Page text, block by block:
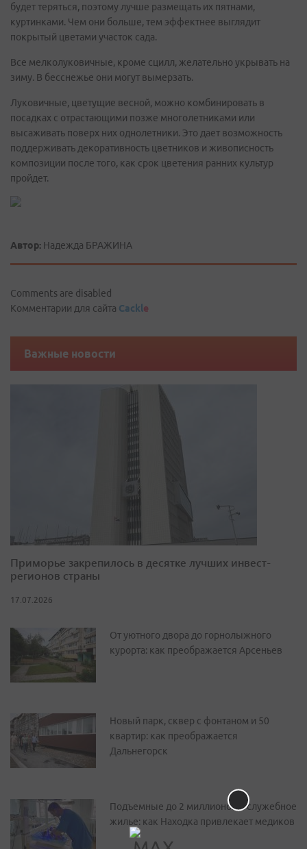
будет теряться, поэтому лучше размещать их пятнами,
куртинками. Чем они больше, тем эффектнее выглядит
покрытый цветами участок сада.
Все мелколуковичные, кроме сцилл, желательно укрывать на
зиму. В бесснежье они могут вымерзать.
Луковичные, цветущие весной, можно комбинировать в
посадках с отрастающими позже многолетниками или
высаживать поверх них однолетники. Это дает возможность
поддерживать декоративность цветников и живописность
композиции после того, как срок цветения ранних культур
пройдет.
Автор: Надежда БРАЖИНА
Comments are disabled
Комментарии для сайта Cackle
Важные новости
Приморье закрепилось в десятке лучших инвест-
регионов страны
17.07.2026
От уютного двора до горнолыжного
курорта: как преображается Арсеньев
Новый парк, сквер с фонтаном и 50
квартир: как преображается
Дальнегорск
Подъемные до 2 миллионов и служебное
жилье: как Находка привлекает медиков